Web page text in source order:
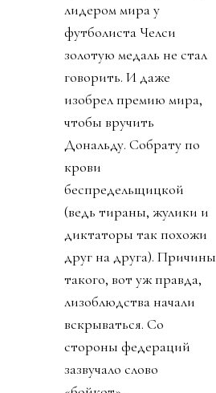
лидером мира у
футболиста Челси
золотую медаль не стал
говорить. И даже
изобрел премию мира,
чтобы вручить
Дональду. Собрату по
крови
беспредельщицкой
(ведь тираны, жулики и
диктаторы так похожи
друг на друга). Причины
такого, вот уж правда,
лизоблюдства начали
вскрываться. Со
стороны федераций
зазвучало слово